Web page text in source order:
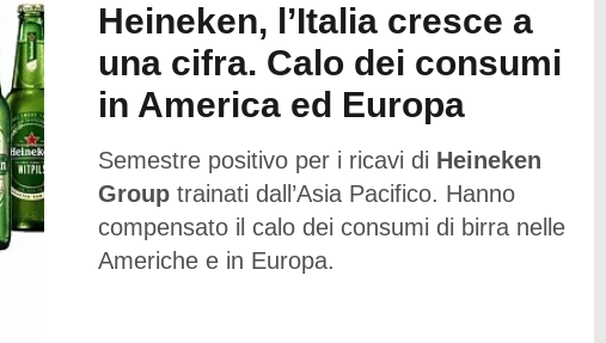
Heineken, l’Italia cresce a
una cifra. Calo dei consumi
in America ed Europa
Semestre positivo per i ricavi di Heineken
Group trainati dall’Asia Pacifico. Hanno
compensato il calo dei consumi di birra nelle
Americhe e in Europa.